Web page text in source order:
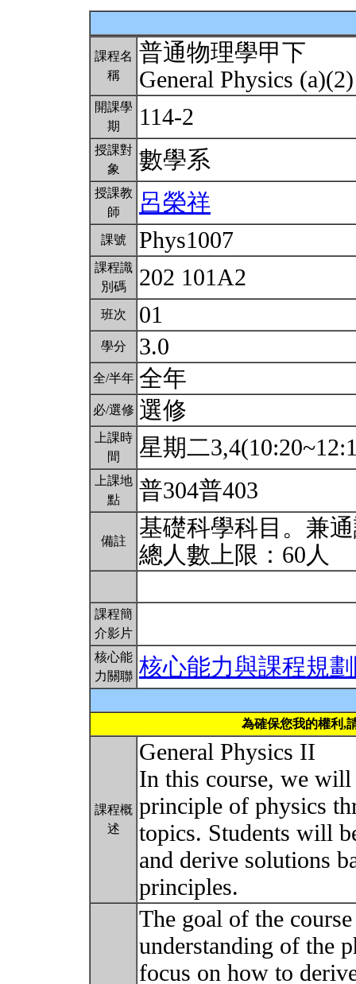
課程名
稱
普通物理學甲下
General Physics
開課學
期
114-2
授課對
象
數學系
授課教
師
呂榮祥
課號 Phys1007
課程識
別碼
202 101A2
班次 01
學分 3.0
全/半年 全年
必/選修 選修
上課時
間
星期二
上課地
點
普304普403
備註
基礎科學科目。兼
總人數上限：60人
課程簡
介影片
核心能
力關聯 核心能力與課程規
為確保您我的權利,
課程概
述
General Physics II
In this course, we will
principle of physics
topics. Students will
and derive solutions
principles.
The goal of the
understanding of the
focus on how to